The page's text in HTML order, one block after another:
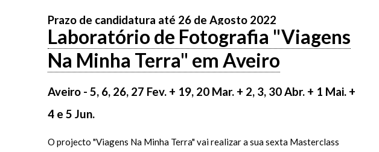
Prazo de candidatura até 26 de Agosto 2022
Laboratório de Fotografia "Viagens
Na Minha Terra" em Aveiro
Aveiro - 5, 6, 26, 27 Fev. + 19, 20 Mar. + 2, 3, 30 Abr. + 1 Mai. +
4 e 5 Jun.
O projecto "Viagens Na Minha Terra" vai realizar a sua sexta Masterclass